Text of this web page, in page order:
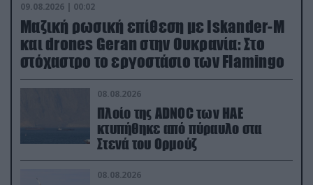
09.08.2026 | 00:02
Μαζική ρωσική επίθεση με Iskander-M
και drones Geran στην Ουκρανία: Στο
στόχαστρο το εργοστάσιο των Flamingo
08.08.2026
Πλοίο της ADNOC των ΗΑΕ
κτυπήθηκε από πύραυλο στα
Στενά του Ορμούζ
08.08.2026